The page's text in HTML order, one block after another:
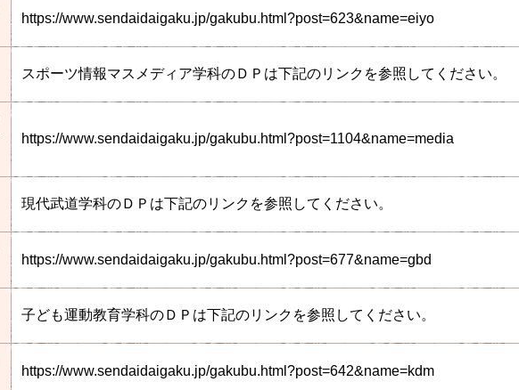
https://www.sendaidaigaku.jp/gakubu.html?post=623&name=eiyo
スポーツ情報マスメディア学科のＤＰは下記のリンクを参照してください。
https://www.sendaidaigaku.jp/gakubu.html?post=1104&name=media
現代武道学科のＤＰは下記のリンクを参照してください。
https://www.sendaidaigaku.jp/gakubu.html?post=677&name=gbd
子ども運動教育学科のＤＰは下記のリンクを参照してください。
https://www.sendaidaigaku.jp/gakubu.html?post=642&name=kdm